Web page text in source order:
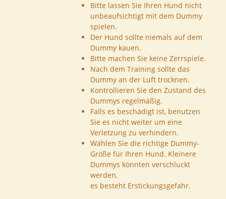
Bitte lassen Sie Ihren Hund nicht
unbeaufsichtigt mit dem Dummy
spielen.
Der Hund sollte niemals auf dem
Dummy kauen.
Bitte machen Sie keine Zerrspiele.
Nach dem Training sollte das
Dummy an der Luft trocknen.
Kontrollieren Sie den Zustand des
Dummys regelmäßig.
Falls es beschädigt ist, benutzen
Sie es nicht weiter um eine
Verletzung zu verhindern.
Wählen Sie die richtige Dummy-
Größe für Ihren Hund. Kleinere
Dummys könnten verschluckt
werden,
es besteht Erstickungsgefahr.